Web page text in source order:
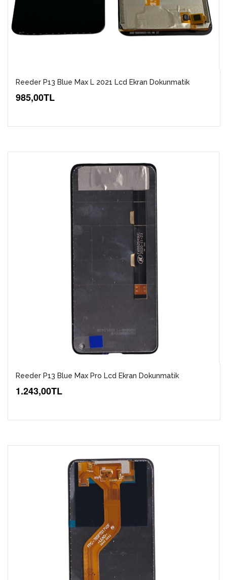
Reeder P13 Blue Max L 2021 Lcd Ekran Dokunmatik
985,00TL
Reeder P13 Blue Max Pro Lcd Ekran Dokunmatik
1.243,00TL